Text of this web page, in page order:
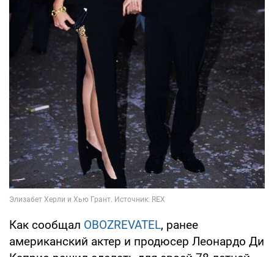
Как сообщал OBOZREVATEL, ранее
американский актер и продюсер Леонардо Ди